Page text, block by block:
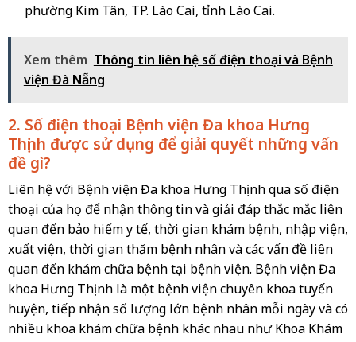
phường Kim Tân, TP. Lào Cai, tỉnh Lào Cai.
Xem thêm Thông tin liên hệ số điện thoại và Bệnh
viện Đà Nẵng
2. Số điện thoại Bệnh viện Đa khoa Hưng
Thịnh được sử dụng để giải quyết những vấn
đề gì?
Liên hệ với Bệnh viện Đa khoa Hưng Thịnh qua số điện
thoại của họ để nhận thông tin và giải đáp thắc mắc liên
quan đến bảo hiểm y tế, thời gian khám bệnh, nhập viện,
xuất viện, thời gian thăm bệnh nhân và các vấn đề liên
quan đến khám chữa bệnh tại bệnh viện. Bệnh viện Đa
khoa Hưng Thịnh là một bệnh viện chuyên khoa tuyến
huyện, tiếp nhận số lượng lớn bệnh nhân mỗi ngày và có
nhiều khoa khám chữa bệnh khác nhau như Khoa Khám